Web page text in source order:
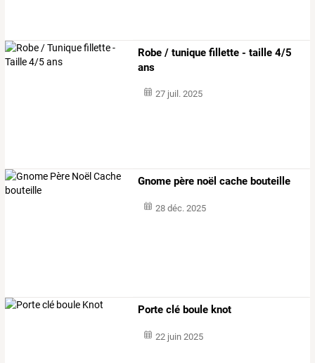
Robe / tunique fillette - taille 4/5
ans
27 juil. 2025
Gnome père noël cache bouteille
28 déc. 2025
Porte clé boule knot
22 juin 2025